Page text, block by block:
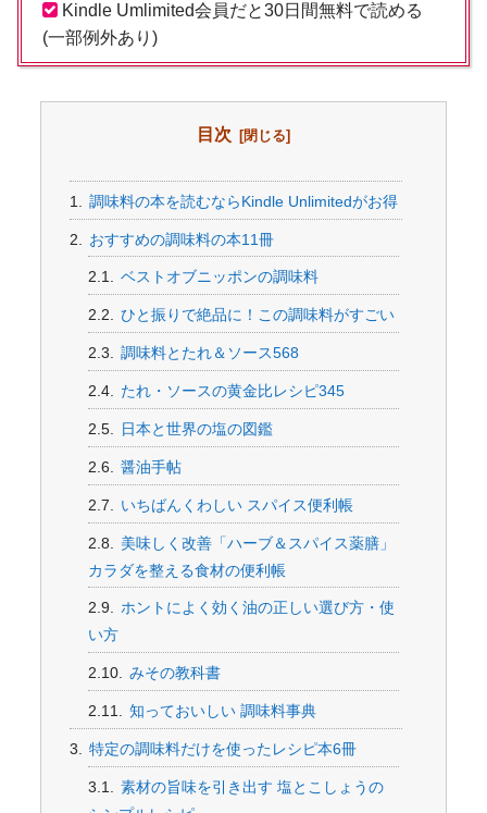
Kindle Umlimited会員だと30日間無料で読める
(一部例外あり)
目次
調味料の本を読むならKindle Unlimitedがお得
おすすめの調味料の本11冊
ベストオブニッポンの調味料
ひと振りで絶品に！この調味料がすごい
調味料とたれ＆ソース568
たれ・ソースの黄金比レシピ345
日本と世界の塩の図鑑
醤油手帖
いちばんくわしい スパイス便利帳
美味しく改善「ハーブ＆スパイス薬膳」
カラダを整える食材の便利帳
ホントによく効く油の正しい選び方・使
い方
みその教科書
知っておいしい 調味料事典
特定の調味料だけを使ったレシピ本6冊
素材の旨味を引き出す 塩とこしょうの